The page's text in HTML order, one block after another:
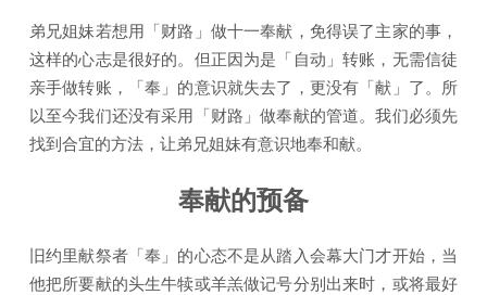
弟兄姐妹若想用「财路」做十一奉献，免得误了主家的事，
这样的心志是很好的。但正因为是「自动」转账，无需信徒
亲手做转账，「奉」的意识就失去了，更没有「献」了。所
以至今我们还没有采用「财路」做奉献的管道。我们必须先
找到合宜的方法，让弟兄姐妹有意识地奉和献。
奉献的预备
旧约里献祭者「奉」的心态不是从踏入会幕大门才开始，当
他把所要献的头生牛犊或羊羔做记号分别出来时，或将最好